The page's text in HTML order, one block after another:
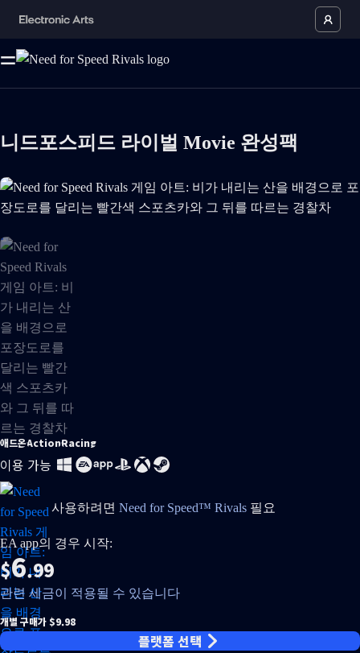
니드포스피드 라이벌 Movie 완성팩
Need for Speed Rivals 게임 아트: 비가 내리는 산을 배경으로
애드온ActionRacing
이용 가능
사용하려면 Need for Speed™ Rivals 필요
EA app의 경우 시작:
$6.99
관련 세금이 적용될 수 있습니다
개별 구매가 $9.98
플랫폼 선택